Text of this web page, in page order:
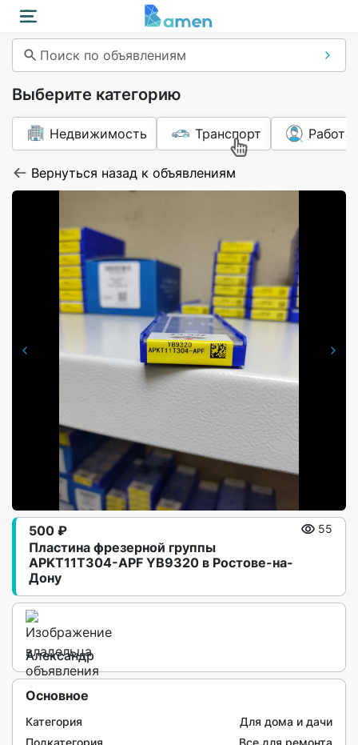
Поиск по объявлениям
Выберите категорию
Недвижимость Транспорт Работа
Вернуться назад к объявлениям
Пластина фрезерной группы
APKT11T304-APF YB9320 в Ростове-на-
Дону
500 ₽ 55
Александр
Основное
Категория
Для дома и дачи
Подкатегория
Все для ремонта